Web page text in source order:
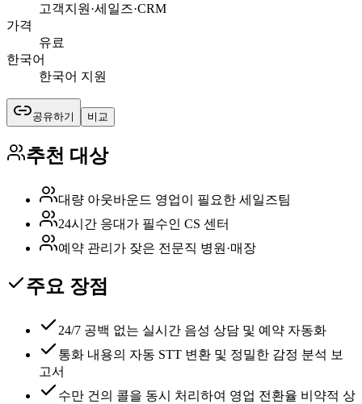
고객지원·세일즈·CRM
가격
유료
한국어
한국어 지원
공유하기 비교
추천 대상
대량 아웃바운드 영업이 필요한 세일즈팀
24시간 응대가 필수인 CS 센터
예약 관리가 잦은 전문직 병원·매장
주요 장점
24/7 공백 없는 실시간 음성 상담 및 예약 자동화
통화 내용의 자동 STT 변환 및 정밀한 감정 분석 보
고서
수만 건의 콜을 동시 처리하여 영업 전환율 비약적 상